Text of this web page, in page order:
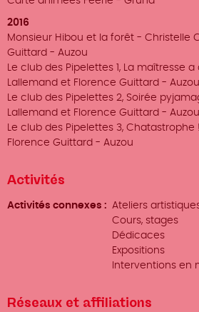
2016
Monsieur Hibou et la forêt - Christelle
Guittard - Auzou
Le club des Pipelettes 1, La maîtresse
Lallemand et Florence Guittard - Auzou
Le club des Pipelettes 2, Soirée
Lallemand et Florence Guittard - Auzou
Le club des Pipelettes 3,
Florence Guittard - Auzou
Activités
Activités connexes
Ateliers
Cours, stages
Dédicaces
Expositions
Interventions en
Réseaux et affiliations